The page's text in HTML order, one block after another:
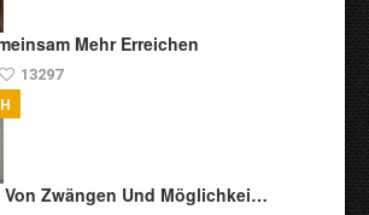
Mehr Erreichen
13297
Zwängen Und Möglichkei…